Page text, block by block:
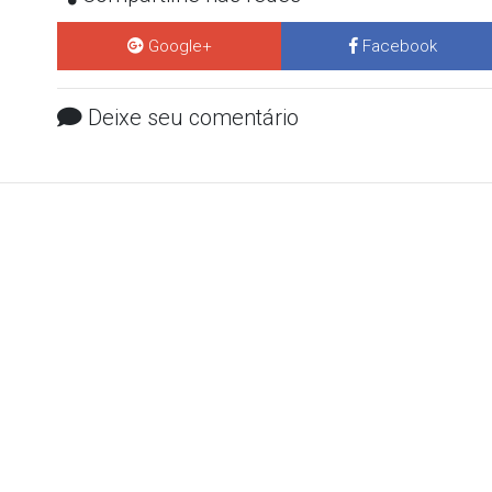
Google+ Facebook
Deixe seu comentário